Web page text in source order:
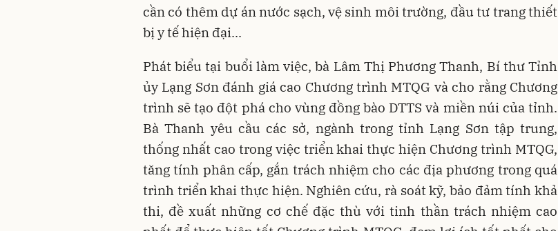
cần có thêm dự án nước sạch, vệ sinh môi trường, đầu tư trang thiết
bị y tế hiện đại...
Phát biểu tại buổi làm việc, bà Lâm Thị Phương Thanh, Bí thư Tỉnh
ủy Lạng Sơn đánh giá cao Chương trình MTQG và cho rằng Chương
trình sẽ tạo đột phá cho vùng đồng bào DTTS và miền núi của tỉnh.
Bà Thanh yêu cầu các sở, ngành trong tỉnh Lạng Sơn tập trung,
thống nhất cao trong việc triển khai thực hiện Chương trình MTQG,
tăng tính phân cấp, gắn trách nhiệm cho các địa phương trong quá
trình triển khai thực hiện. Nghiên cứu, rà soát kỹ, bảo đảm tính khả
thi, đề xuất những cơ chế đặc thù với tinh thần trách nhiệm cao